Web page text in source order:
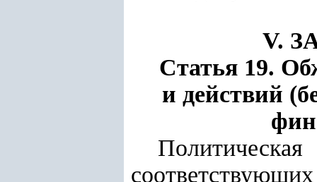
V.
Статья 19.
и действий
соответствующих